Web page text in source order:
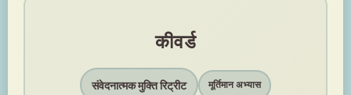
कीवर्ड
संवेदनात्मक मुक्ति रिट्रीट मूर्तिमान अभ्यास